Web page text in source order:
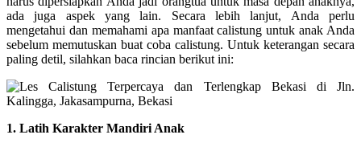
ada juga aspek yang lain. Secara lebih lanjut, Anda perlu
mengetahui dan memahami apa manfaat calistung untuk anak Anda
sebelum memutuskan buat coba calistung. Untuk keterangan secara
paling detil, silahkan baca rincian berikut ini:
1. Latih Karakter Mandiri Anak